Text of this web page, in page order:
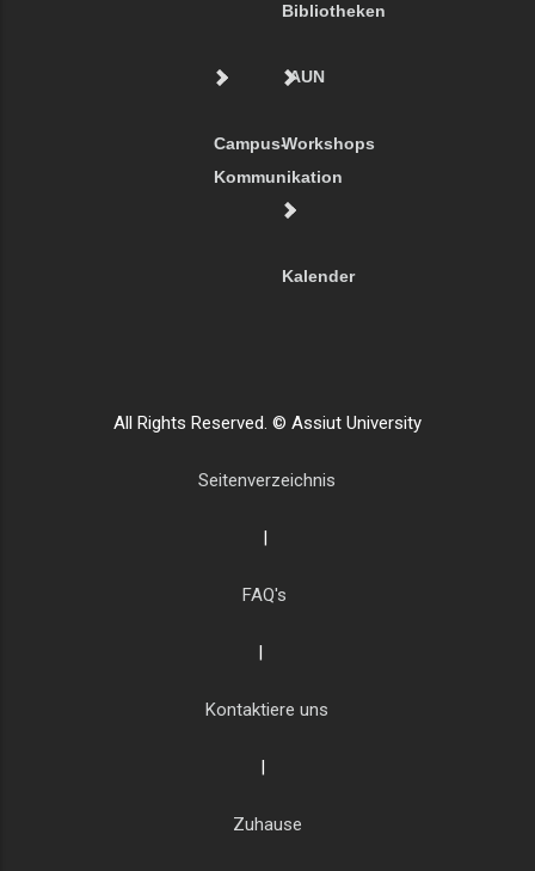
Bibliotheken
Campus-
Kommunikation
AUN
Workshops
Kalender
All Rights Reserved. © Assiut University
Seitenverzeichnis
|
FAQ's
|
Kontaktiere uns
|
Zuhause